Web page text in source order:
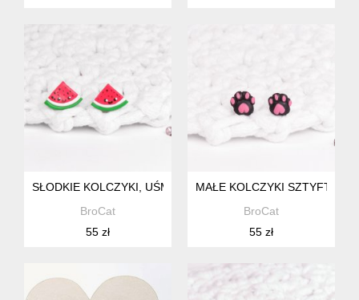
SŁODKIE KOLCZYKI, UŚMIECHNIĘTY ARBUZ, KAWAII
BroCat
55 zł
MAŁE KOLCZYKI SZTYFTY
BroCat
55 zł